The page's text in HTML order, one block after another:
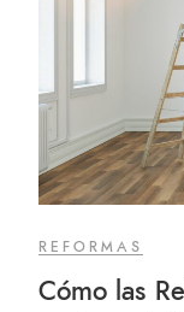
REFORMAS
Cómo las